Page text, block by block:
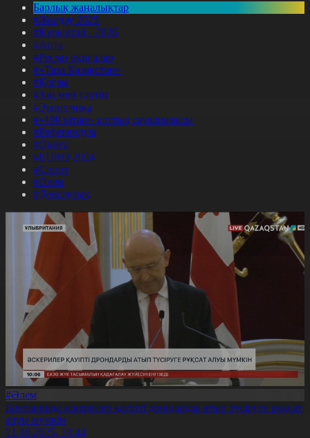
Барлық жаңалықтар
#Жолдау 2025
#Құрылтай - 2026
#Апта
#Ресми оқиғалар
#«Таза Қазақстан»
#Қоғам
#Заң мен тәртіп
#Экономика
#«100 кітап» ұлттық сауалнамасы
#Референдум
#Оқиға
#EURO 2024
#Спорт
#Әлем
#Денсаулық
#Әлем
Британияда әскерилер қауіпті дрондарды атып түсіруге рұқсат
алуы мүмкін
21.10.2025, 10:44